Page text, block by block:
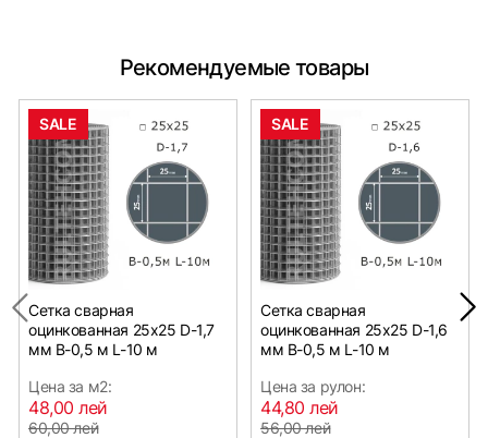
Рекомендуемые товары
SALE
Сетка сварная
оцинкованная 25х25 D-1,7
мм B-0,5 м L-10 м
Цена за м2:
48,00 лей
60,00 лей
SALE
Сетка сварная
оцинкованная 25х25 D-1,6
мм B-0,5 м L-10 м
Цена за рулон:
44,80 лей
56,00 лей